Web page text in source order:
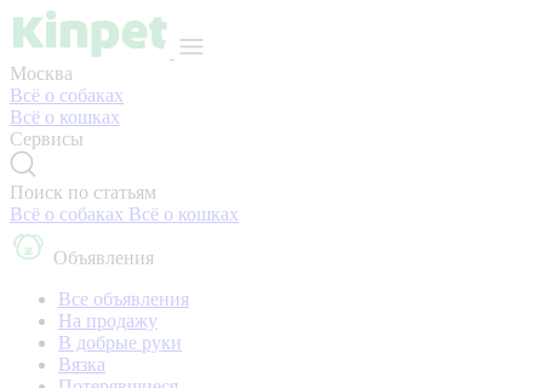
Москва
Всё о собаках
Всё о кошках
Сервисы
Поиск по статьям
Всё о собаках Всё о кошках
Объявления
Все объявления
На продажу
В добрые руки
Вязка